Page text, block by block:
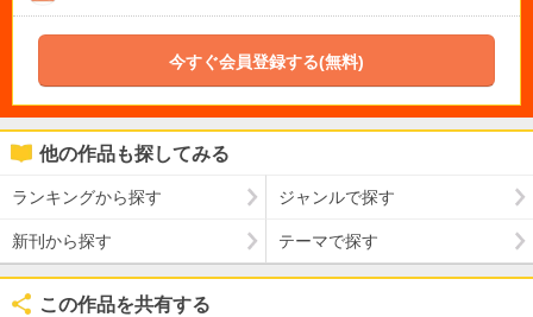
今すぐ会員登録する(無料)
他の作品も探してみる
ランキングから探す ジャンルで探す
新刊から探す テーマで探す
この作品を共有する